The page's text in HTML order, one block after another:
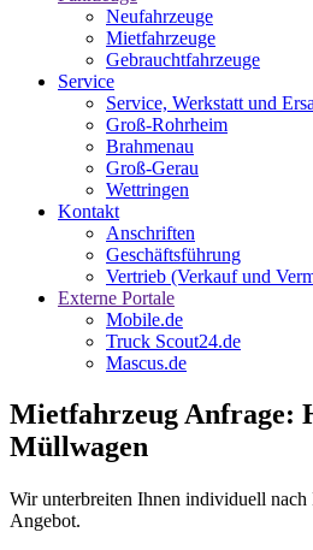
Neufahrzeuge
Mietfahrzeuge
Gebrauchtfahrzeuge
Service
Service, Werkstatt und
Groß-Rohrheim
Brahmenau
Groß-Gerau
Wettringen
Kontakt
Anschriften
Geschäftsführung
Vertrieb (Verkauf und
Externe Portale
Mobile.de
Truck Scout24.de
Mascus.de
Mietfahrzeug Anfrage:
Müllwagen
Wir unterbreiten Ihnen individuell nach
Angebot.